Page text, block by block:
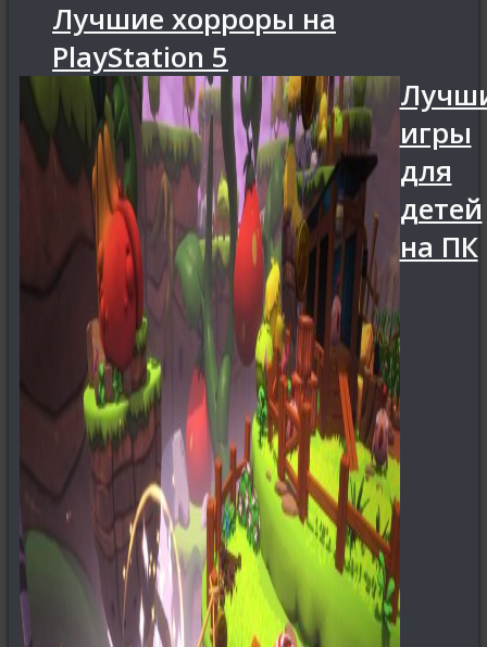
Лучшие хорроры на
PlayStation 5
игры
для
детей
на ПК